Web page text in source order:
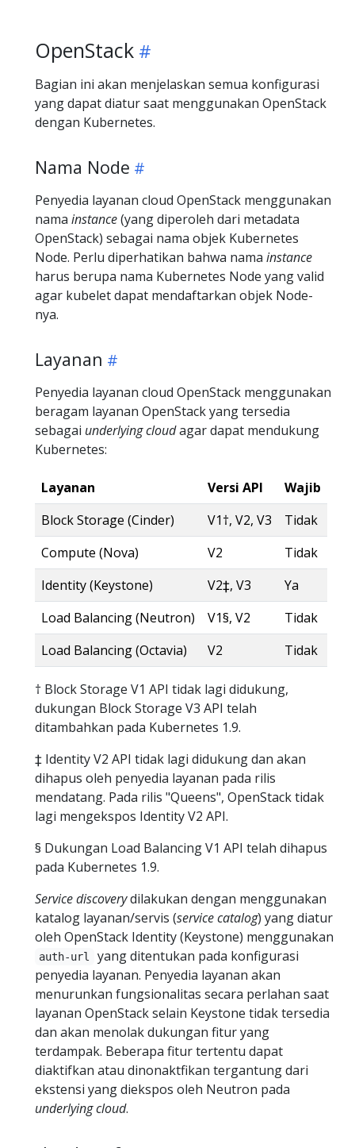
OpenStack
Bagian ini akan menjelaskan semua konfigurasi
yang dapat diatur saat menggunakan OpenStack
dengan Kubernetes.
Nama Node
Penyedia layanan cloud OpenStack menggunakan
nama instance(yang diperoleh dari metadata
OpenStack) sebagai nama objek Kubernetes
Node. Perlu diperhatikan bahwa nama instance
harus berupa nama Kubernetes Node yang valid
agar kubelet dapat mendaftarkan objek Node-
nya.
Layanan
Penyedia layanan cloud OpenStack menggunakan
beragam layanan OpenStack yang tersedia
sebagai underlying cloudagar dapat mendukung
Kubernetes:
Layanan Versi API
Wajib
Block Storage (Cinder)
V1†, V2, V3
Tidak
Compute (Nova)
V2
Tidak
Identity (Keystone)
V2‡, V3
Ya
Load Balancing (Neutron)
V1§, V2
Tidak
Load Balancing (Octavia)
V2 Tidak
† Block Storage V1 API tidak lagi didukung,
dukungan Block Storage V3 API telah
ditambahkan pada Kubernetes 1.9.
‡ Identity V2 API tidak lagi didukung dan akan
dihapus oleh penyedia layanan pada rilis
mendatang. Pada rilis "Queens", OpenStack tidak
lagi mengekspos Identity V2 API.
§ Dukungan Load Balancing V1 API telah dihapus
pada Kubernetes 1.9.
Service discoverydilakukan dengan menggunakan
katalog layanan/servis (service catalog) yang diatur
oleh OpenStack Identity (Keystone) menggunakan
auth-url
yang ditentukan pada konfigurasi
penyedia layanan. Penyedia layanan akan
menurunkan fungsionalitas secara perlahan saat
layanan OpenStack selain Keystone tidak tersedia
dan akan menolak dukungan fitur yang
terdampak. Beberapa fitur tertentu dapat
diaktifkan atau dinonaktfikan tergantung dari
ekstensi yang diekspos oleh Neutron pada
underlying cloud.